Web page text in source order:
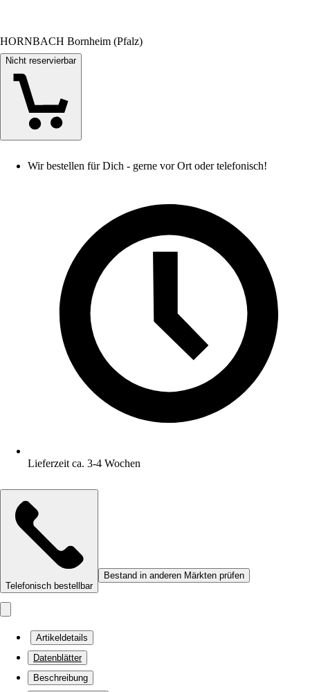
HORNBACH Bornheim (Pfalz)
Nicht reservierbar
Wir bestellen für Dich - gerne vor Ort oder telefonisch!
Lieferzeit ca. 3-4 Wochen
Telefonisch bestellbar
Bestand in anderen Märkten prüfen
Artikeldetails
Datenblätter
Beschreibung